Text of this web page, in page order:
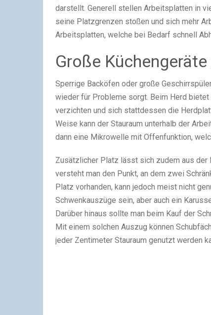
darstellt. Generell stellen Arbeitsplatten in
seine Platzgrenzen stoßen und sich mehr
Arbeitsplatten, welche bei Bedarf schnell
Große
Sperrige Backöfen oder große
wieder für Probleme sorgt. Beim Herd
verzichten und sich stattdessen die
Weise kann der Stauraum unterhalb der
dann eine Mikrowelle mit Offenfunktion,
Zusätzlicher Platz lässt sich zudem aus der
versteht man den Punkt, an dem zwei
Platz vorhanden, kann jedoch meist nicht
Schwenkauszüge sein, aber auch ein
Darüber hinaus sollte man beim Kauf der
Mit einem solchen Auszug können
jeder Zentimeter Stauraum genutzt werden